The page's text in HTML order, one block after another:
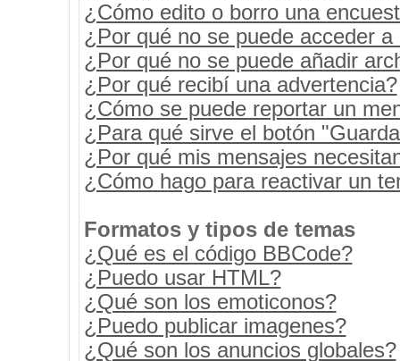
¿Cómo edito o borro una
¿Por qué no se puede acceder a
¿Por qué no se puede añadir
¿Por qué recibí una advertencia?
¿Cómo se puede reportar un
¿Para qué sirve el botón
¿Por qué mis mensajes
¿Cómo hago para reactivar un
Formatos y tipos de temas
¿Qué es el código BBCode?
¿Puedo usar HTML?
¿Qué son los emoticonos?
¿Puedo publicar imagenes?
¿Qué son los anuncios globales?